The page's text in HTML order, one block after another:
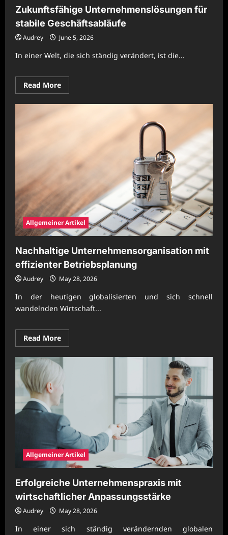
Zukunftsfähige Unternehmenslösungen für
stabile Geschäftsabläufe
Audrey June 5, 2026
In einer Welt, die sich ständig verändert, ist die...
Read MoreRead
more
Zukunftsfähige
Geschäftsabläufe
Allgemeiner Artikel
Nachhaltige Unternehmensorganisation mit
effizienter Betriebsplanung
Audrey May 28, 2026
In der heutigen globalisierten und sich schnell
wandelnden Wirtschaft...
Read MoreRead
more
Nachhaltige
Unternehmensorganisation
Betriebsplanung
Allgemeiner Artikel
Erfolgreiche Unternehmenspraxis mit
wirtschaftlicher Anpassungsstärke
Audrey May 28, 2026
In einer sich ständig verändernden globalen